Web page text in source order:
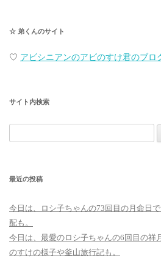
☆ 弟くんのサイト
♡ アビシニアンのアビのすけ君のブロ
サイト内検索
索:
最近の投稿
今日は、ロシ子ちゃんの73回目の月命日
配も。
今日は、最愛のロシ子ちゃんの6回目の祥
のすけの様子や釜山旅行記も。